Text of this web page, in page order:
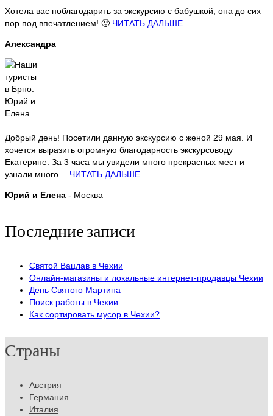
Хотела вас поблагодарить за экскурсию с бабушкой, она до сих
пор под впечатлением! 🙂 ЧИТАТЬ ДАЛЬШЕ
Александра
Добрый день! Посетили данную экскурсию с женой 29 мая. И
хочется выразить огромную благодарность экскурсоводу
Екатерине. За 3 часа мы увидели много прекрасных мест и
узнали много… ЧИТАТЬ ДАЛЬШЕ
Юрий и Елена - Москва
Последние записи
Святой Вацлав в Чехии
Онлайн-магазины и локальные интернет-продавцы Чехии
День Святого Мартина
Поиск работы в Чехии
Как сортировать мусор в Чехии?
Страны
Австрия
Германия
Италия